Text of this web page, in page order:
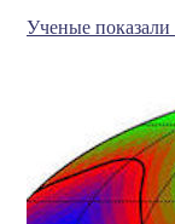
Ученые